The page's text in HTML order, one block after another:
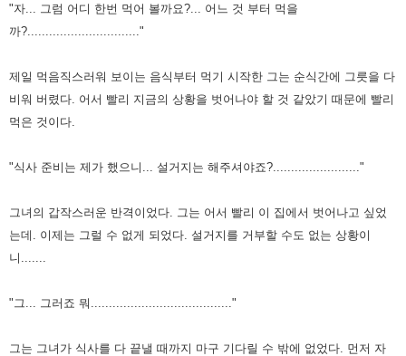
"자... 그럼 어디 한번 먹어 볼까요?... 어느 것 부터 먹을
까?..............................."
제일 먹음직스러워 보이는 음식부터 먹기 시작한 그는 순식간에 그릇을 다
비워 버렸다. 어서 빨리 지금의 상황을 벗어나야 할 것 같았기 때문에 빨리
먹은 것이다.
"식사 준비는 제가 했으니... 설거지는 해주셔야죠?........................"
그녀의 갑작스러운 반격이었다. 그는 어서 빨리 이 집에서 벗어나고 싶었
는데. 이제는 그럴 수 없게 되었다. 설거지를 거부할 수도 없는 상황이
니.......
"그... 그러죠 뭐......................................."
그는 그녀가 식사를 다 끝낼 때까지 마구 기다릴 수 밖에 없었다. 먼저 자